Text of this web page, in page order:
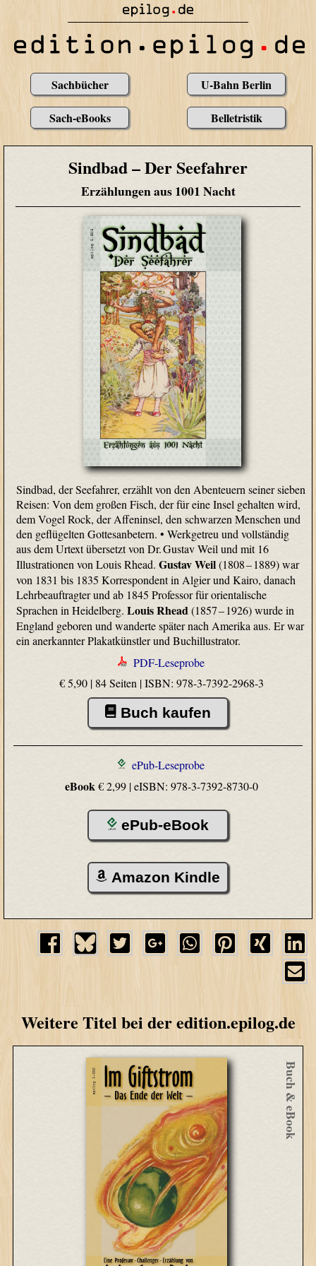
Sachbücher U-Bahn Berlin
Sach-eBooks Belletristik
Sindbad – Der Seefahrer
Erzählungen aus 1001 Nacht
Sindbad, der Seefahrer, erzählt von den Abenteuern seiner sieben
Reisen: Von dem großen Fisch, der für eine Insel gehalten wird,
dem Vogel Rock, der Affeninsel, den schwarzen Menschen und
den geflügelten Gottesanbetern.• Werkgetreu und vollständig
aus dem Urtext übersetzt von Dr. Gustav Weil und mit 16
Illustrationen von Louis Rhead.Gustav Weil(1808 – 1889) war
von 1831 bis 1835 Korrespondent in Algier und Kairo, danach
Lehrbeauftragter und ab 1845 Professor für orientalische
Sprachen in Heidelberg.Louis Rhead(1857 – 1926) wurde in
England geboren und wanderte später nach Amerika aus. Er war
ein anerkannter Plakatkünstler und Buchillustrator.
PDF-Leseprobe
€ 5,90 | 84 Seiten |ISBN: 978-3-7392-2968-3
Buch kaufen
ePub-Leseprobe
eBook € 2,99 |eISBN: 978-3-7392-8730-0
ePub-eBook
Amazon Kindle
Weitere Titel bei der edition.epilog.de
Buch & eBook